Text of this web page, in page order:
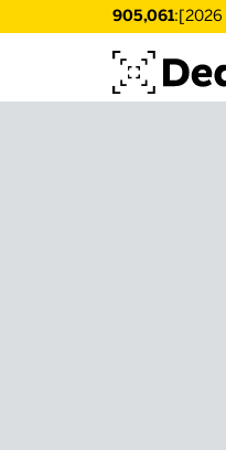
905,061